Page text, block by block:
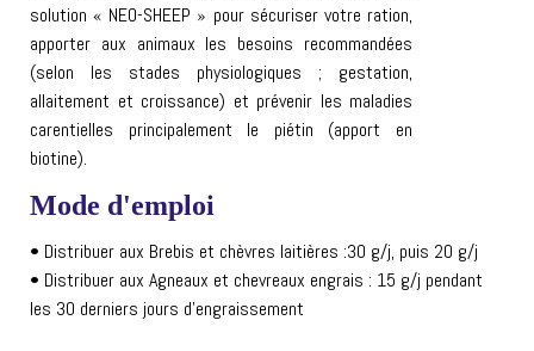
solution « NEO-SHEEP » pour sécuriser votre ration,
apporter aux animaux les besoins recommandées
(selon les stades physiologiques ; gestation,
allaitement et croissance) et prévenir les maladies
carentielles principalement le piétin (apport en
biotine).
Mode d'emploi
• Distribuer aux Brebis et chèvres laitières :30 g/j, puis 20 g/j
• Distribuer aux Agneaux et chevreaux engrais : 15 g/j pendant
les 30 derniers jours d’engraissement